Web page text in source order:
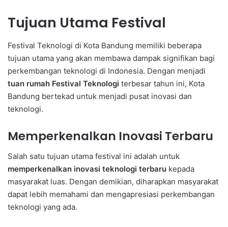
Tujuan Utama Festival
Festival Teknologi di Kota Bandung memiliki beberapa
tujuan utama yang akan membawa dampak signifikan bagi
perkembangan teknologi di Indonesia. Dengan menjadi
tuan rumah Festival Teknologi terbesar tahun ini, Kota
Bandung bertekad untuk menjadi pusat inovasi dan
teknologi.
Memperkenalkan Inovasi Terbaru
Salah satu tujuan utama festival ini adalah untuk
memperkenalkan inovasi teknologi terbaru kepada
masyarakat luas. Dengan demikian, diharapkan masyarakat
dapat lebih memahami dan mengapresiasi perkembangan
teknologi yang ada.